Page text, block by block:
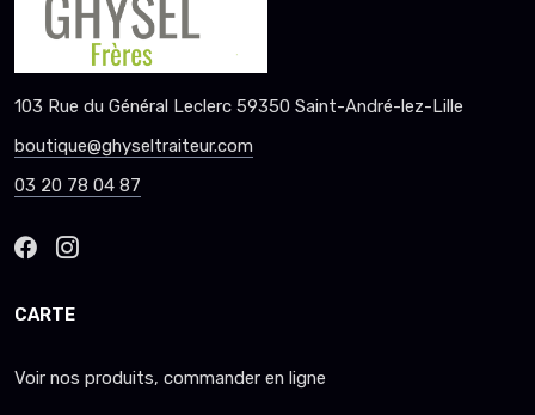
103 Rue du Général Leclerc 59350 Saint-André-lez-Lille
boutique@ghyseltraiteur.com
03 20 78 04 87
CARTE
Voir nos produits, commander en ligne